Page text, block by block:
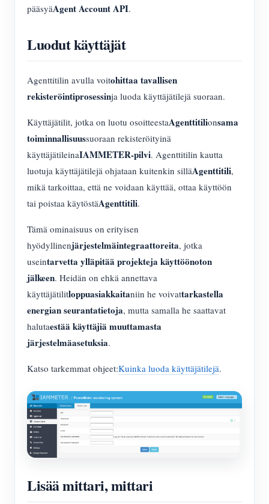
pääsyäAgent Account API.
Luodut käyttäjät
Agenttitilin avulla voitohittaa tavallisen
rekisteröintiprosessinja luoda käyttäjätilejä suoraan.
Käyttäjätilit, jotka on luotu osoitteestaAgenttitilionsama
toiminnallisuussuoraan rekisteröityinä
käyttäjätileinaIAMMETER-pilvi. Agenttitilin kautta
luotuja käyttäjätilejä ohjataan kuitenkin silläAgenttitili,
mikä tarkoittaa, että ne voidaan käyttää, ottaa käyttöön
tai poistaa käytöstäAgenttitili.
Tämä ominaisuus on erityisen
hyödyllinenjärjestelmäintegraattoreita, jotka
useintarvetta ylläpitää projekteja käyttöönoton
jälkeen. Heidän on ehkä annettava
käyttäjätilitloppuasiakkaitaniin he voivattarkastella
energian seurantatietoja, mutta samalla he saattavat
halutaestää käyttäjiä muuttamasta
järjestelmäasetuksia.
Katso tarkemmat ohjeet:Kuinka luoda käyttäjätilejä.
Lisää mittari, mittari